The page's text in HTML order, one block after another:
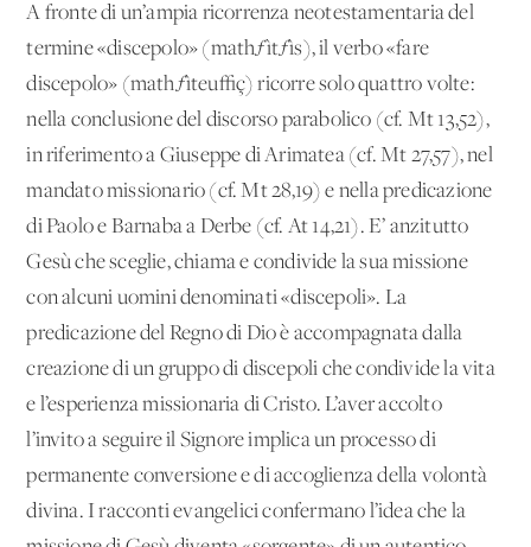
A fronte di un’ampia ricorrenza neotestamentaria del
termine «discepolo» (mathƒìtƒìs), il verbo «fare
discepolo» (mathƒìteu≈ç) ricorre solo quattro volte:
nella conclusione del discorso parabolico (cf. Mt 13,52),
in riferimento a Giuseppe di Arimatea (cf. Mt 27,57), nel
mandato missionario (cf. Mt 28,19) e nella predicazione
di Paolo e Barnaba a Derbe (cf. At 14,21). E’ anzitutto
Gesù che sceglie, chiama e condivide la sua missione
con alcuni uomini denominati «discepoli». La
predicazione del Regno di Dio è accompagnata dalla
creazione di un gruppo di discepoli che condivide la vita
e l’esperienza missionaria di Cristo. L’aver accolto
l’invito a seguire il Signore implica un processo di
permanente conversione e di accoglienza della volontà
divina. I racconti evangelici confermano l’idea che la